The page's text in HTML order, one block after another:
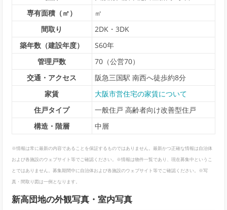
専有面積（㎡）
㎡
間取り
2DK・3DK
築年数（建設年度）
S60年
管理戸数
70（公営70）
交通・アクセス
阪急三国駅 南西へ徒歩約8分
家賃
大阪市営住宅の家賃について
住戸タイプ
一般住戸 高齢者向け改善型住戸
構造・階層
中層
※情報は常に最新の内容であることを保証するものではありません。最新かつ正確な情報は自治体
および各施設のウェブサイト等でご確認ください。※情報は物件一覧であり、現在募集中というこ
とではありません。募集期間中に自治体および各施設のウェブサイト等でご確認ください。※写
真・間取り図は一例となります。
新高団地の外観写真・室内写真